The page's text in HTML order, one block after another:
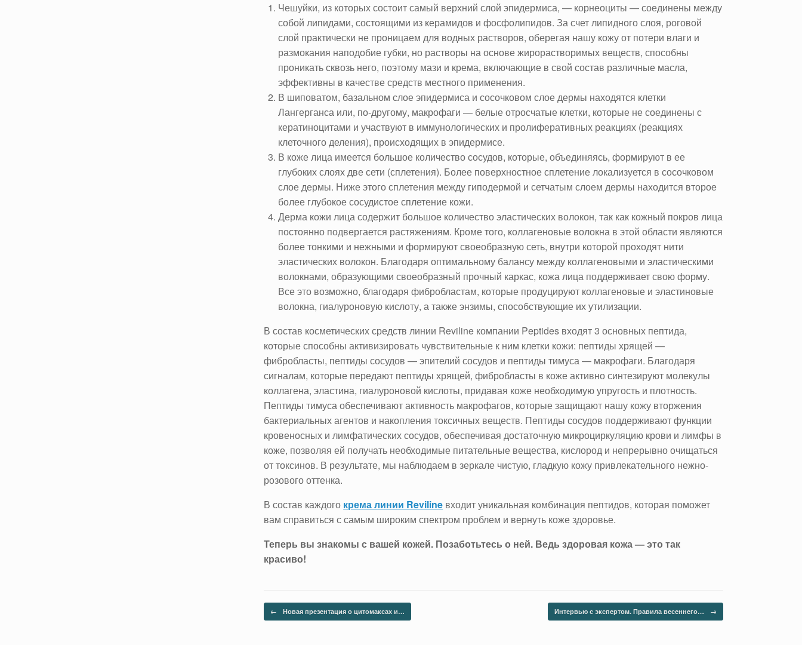
Чешуйки, из которых состоит самый верхний слой эпидермиса, — корнеоциты — соединены между
собой липидами, состоящими из керамидов и фосфолипидов. За счет липидного слоя, роговой
слой практически не проницаем для водных растворов, оберегая нашу кожу от потери влаги и
размокания наподобие губки, но растворы на основе жирорастворимых веществ, способны
проникать сквозь него, поэтому мази и крема, включающие в свой состав различные масла,
эффективны в качестве средств местного применения.
В шиповатом, базальном слое эпидермиса и сосочковом слое дермы находятся клетки
Лангерганса или, по-другому, макрофаги — белые отросчатые клетки, которые не соединены с
кератиноцитами и участвуют в иммунологических и пролиферативных реакциях (реакциях
клеточного деления), происходящих в эпидермисе.
В коже лица имеется большое количество сосудов, которые, объединяясь, формируют в ее
глубоких слоях две сети (сплетения). Более поверхностное сплетение локализуется в сосочковом
слое дермы. Ниже этого сплетения между гиподермой и сетчатым слоем дермы находится второе
более глубокое сосудистое сплетение кожи.
Дерма кожи лица содержит большое количество эластических волокон, так как кожный покров лица
постоянно подвергается растяжениям. Кроме того, коллагеновые волокна в этой области являются
более тонкими и нежными и формируют своеобразную сеть, внутри которой проходят нити
эластических волокон. Благодаря оптимальному балансу между коллагеновыми и эластическими
волокнами, образующими своеобразный прочный каркас, кожа лица поддерживает свою форму.
Все это возможно, благодаря фибробластам, которые продуцируют коллагеновые и эластиновые
волокна, гиалуроновую кислоту, а также энзимы, способствующие их утилизации.
В состав косметических средств линии Reviline компании Peptides входят 3 основных пептида,
которые способны активизировать чувствительные к ним клетки кожи: пептиды хрящей —
фибробласты, пептиды сосудов — эпителий сосудов и пептиды тимуса — макрофаги. Благодаря
сигналам, которые передают пептиды хрящей, фибробласты в коже активно синтезируют молекулы
коллагена, эластина, гиалуроновой кислоты, придавая коже необходимую упругость и плотность.
Пептиды тимуса обеспечивают активность макрофагов, которые защищают нашу кожу вторжения
бактериальных агентов и накопления токсичных веществ. Пептиды сосудов поддерживают функции
кровеносных и лимфатических сосудов, обеспечивая достаточную микроциркуляцию крови и лимфы в
коже, позволяя ей получать необходимые питательные вещества, кислород и непрерывно очищаться
от токсинов. В результате, мы наблюдаем в зеркале чистую, гладкую кожу привлекательного нежно-
розового оттенка.
В состав каждого крема линии Reviline входит уникальная комбинация пептидов, которая поможет
вам справиться с самым широким спектром проблем и вернуть коже здоровье.
Теперь вы знакомы с вашей кожей. Позаботьтесь о ней. Ведь здоровая кожа — это так
красиво!
Навигация по записям
← Новая презентация о цитомаксах и… Интервью с экспертом. Правила весеннего… →